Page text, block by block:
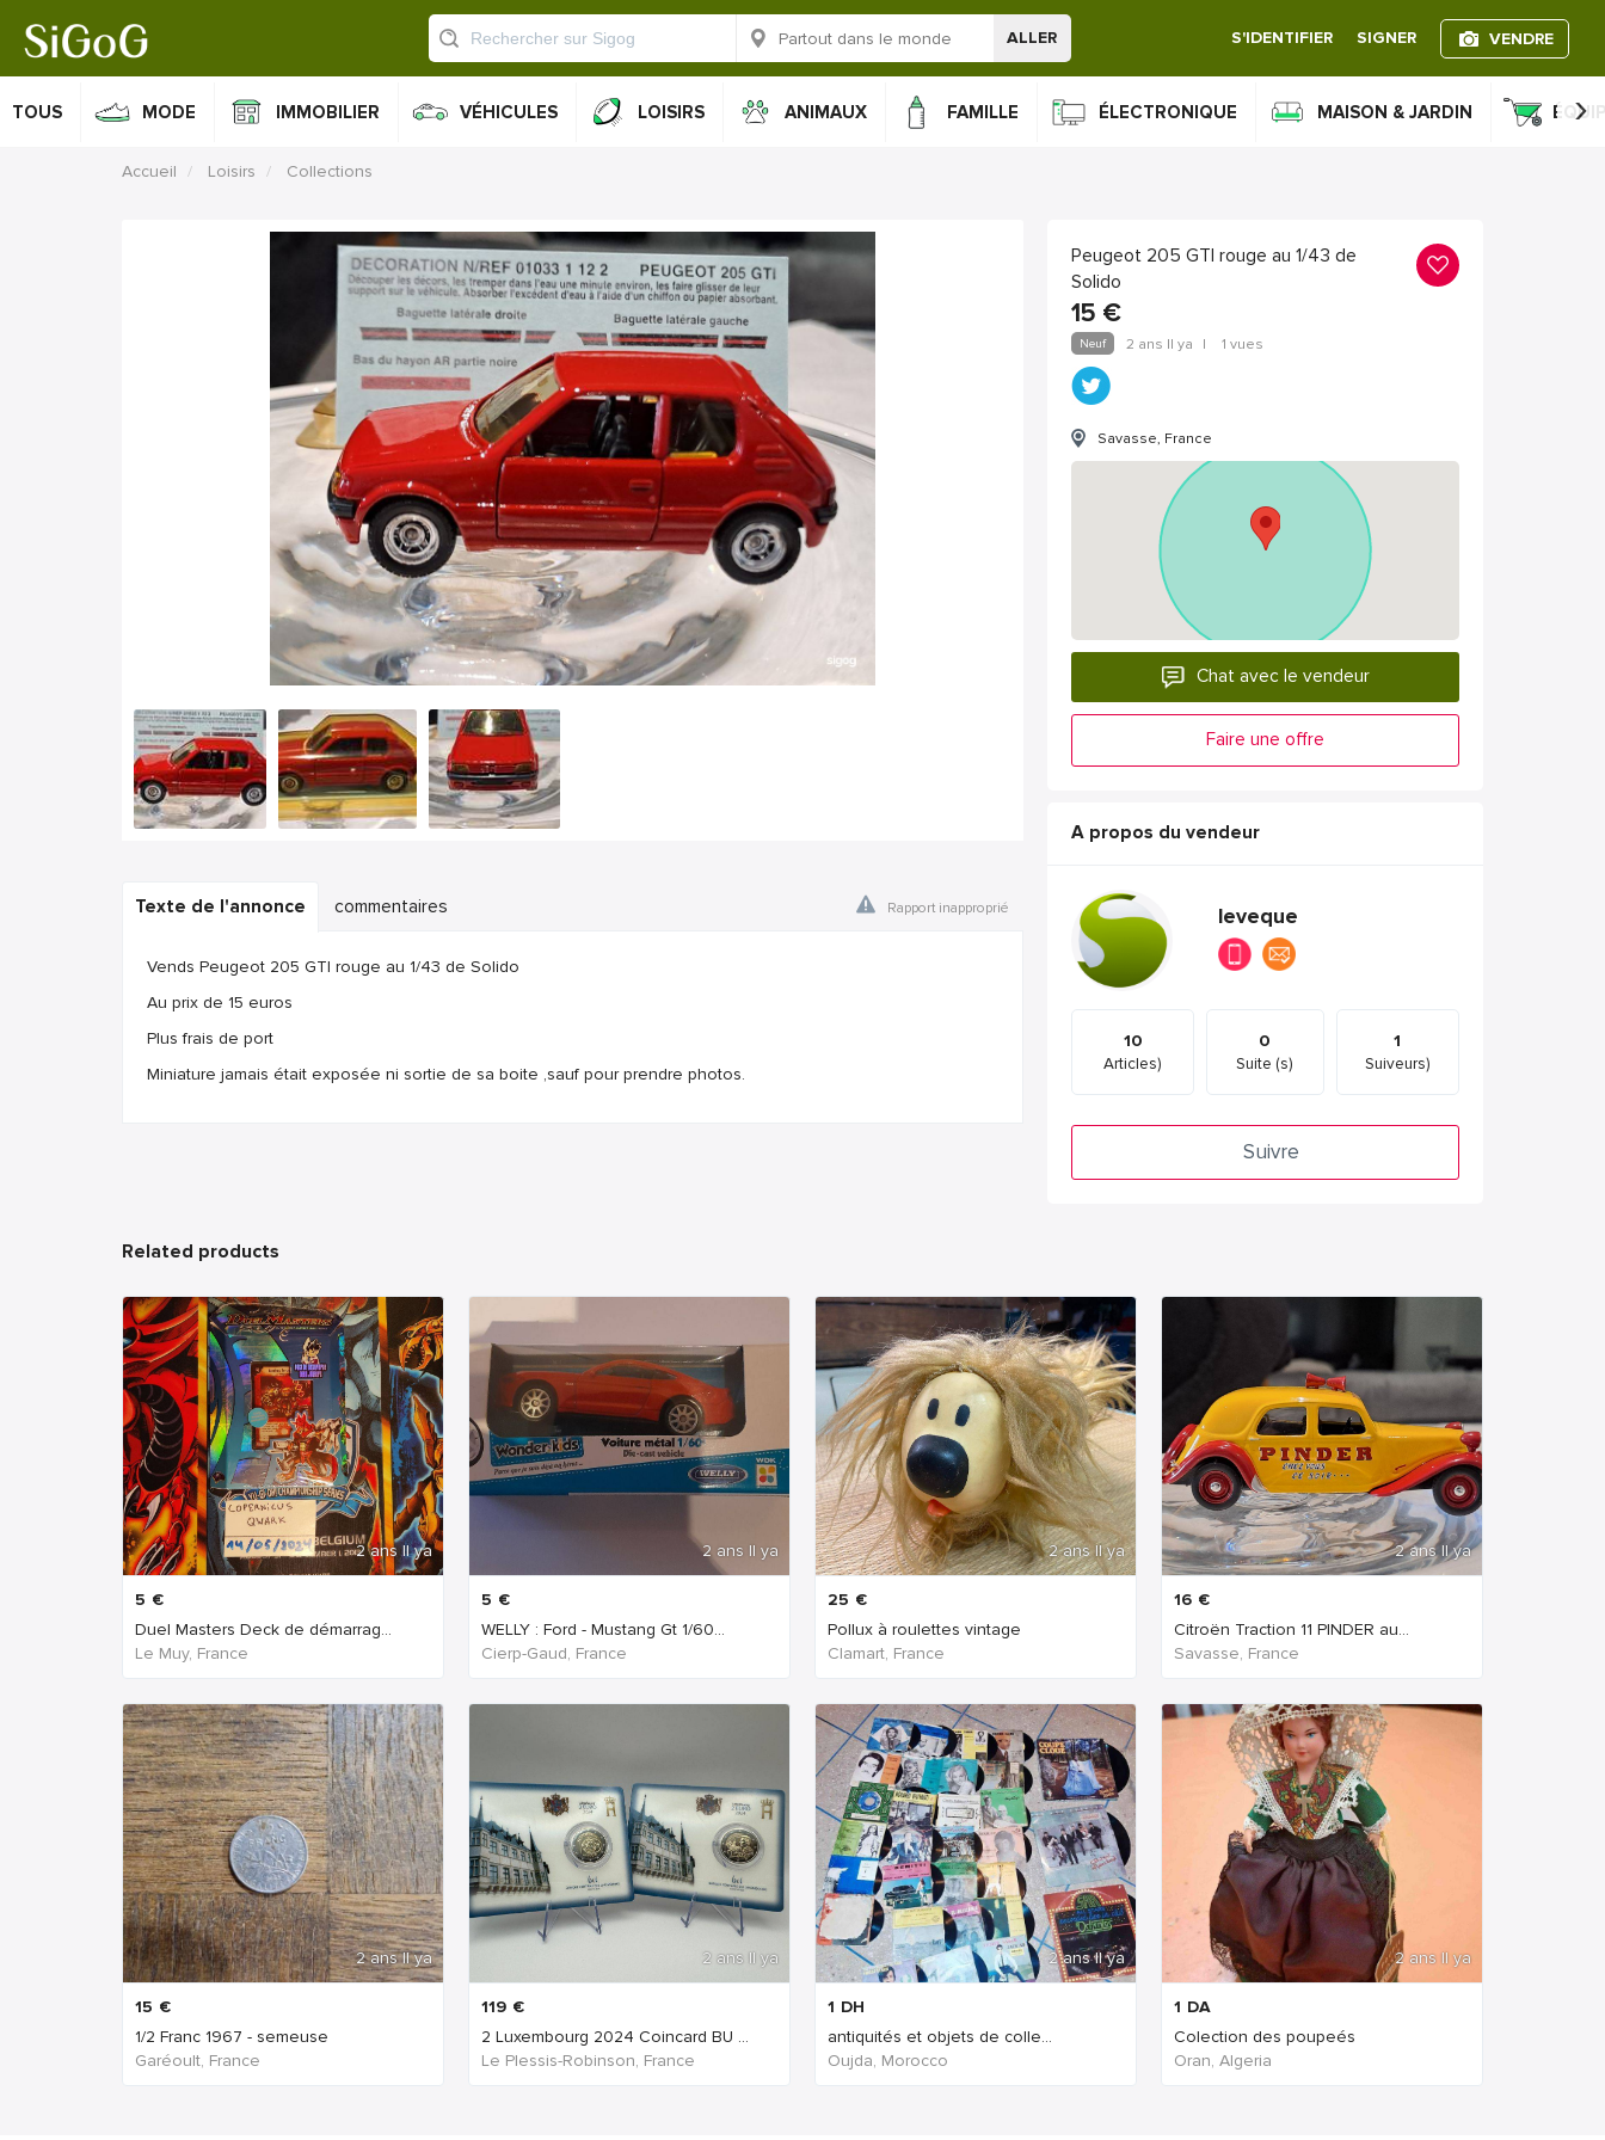
ALLER S'IDENTIFIER SIGNER VENDRE
TOUS MODE IMMOBILIER VÉHICULES LOISIRS ANIMAUX FAMILLE ÉLECTRONIQUE MAISON & JARDIN ›
Accueil Loisirs Collections
Texte de l'annonce commentaires Rapport inapproprié
Vends Peugeot 205 GTI rouge au 1/43 de Solido
Au prix de 15 euros
Plus frais de port
Miniature jamais était exposée ni sortie de sa boite ,sauf pour prendre photos.
Peugeot 205 GTI rouge au 1/43 de
Solido
15 €
Neuf 2 ans Il ya | 1 vues
Savasse, France
Chat avec le vendeur
Faire une offre
A propos du vendeur
leveque
10
Articles)
0
Suite (s)
1
Suiveurs)
Suivre
Related products
2 ans Il ya
5 €
Duel Masters Deck de démarrag...
Le Muy, France
2 ans Il ya
5 €
WELLY : Ford - Mustang Gt 1/60...
Cierp-Gaud, France
2 ans Il ya
25 €
Pollux à roulettes vintage
Clamart, France
2 ans Il ya
16 €
Citroën Traction 11 PINDER au...
Savasse, France
2 ans Il ya
15 €
1/2 Franc 1967 - semeuse
Garéoult, France
2 ans Il ya
119 €
2 Luxembourg 2024 Coincard BU ...
Le Plessis-Robinson, France
2 ans Il ya
1 DH
antiquités et objets de colle...
Oujda, Morocco
2 ans Il ya
1 DA
Colection des poupeés
Oran, Algeria